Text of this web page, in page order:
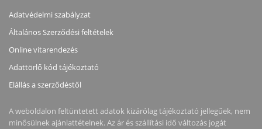
Adatvédelmi szabályzat
Általános Szerződési feltételek
Online vitarendezés
Adattörlő kód tájékoztató
Elállás a szerződéstől
A weboldalon feltüntetett adatok kizárólag tájékoztató jellegűek, nem
minősülnek ajánlattételnek. Az ár és szállítási idő változás jogát